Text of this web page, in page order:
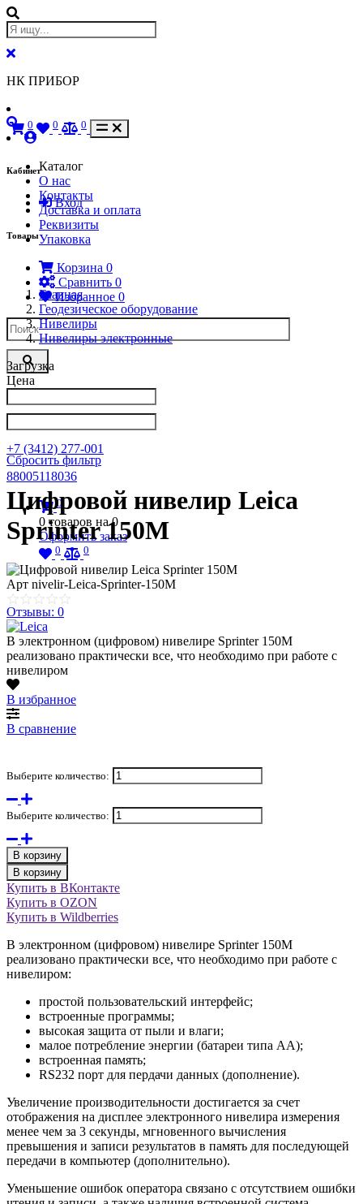
НК ПРИБОР
Кабинет
Вход
Товары
Корзина 0
Сравнить 0
Избранное 0
Написать в Телеграм
+7 (3412) 277-001
88005118036
0
0 товаров на0
Оформить заказ
0 0
0 0 0
Каталог
О нас
Контакты
Доставка и оплата
Реквизиты
Упаковка
Главная
Геодезическое оборудование
Нивелиры
Нивелиры электронные
Загрузка
Цена
Сбросить фильтр
Цифровой нивелир Leica
Sprinter 150M
Арт nivelir-Leica-Sprinter-150M
Отзывы: 0
В электронном (цифровом) нивелире Sprinter 150M
реализовано практически все, что необходимо при работе с
нивелиром
В избранное
В сравнение
Выберите количество:
Выберите количество:
В корзину
В корзину
Купить в ВКонтакте
Купить в OZON
Купить в Wildberries
В электронном (цифровом) нивелире Sprinter 150M
реализовано практически все, что необходимо при работе с
нивелиром:
простой пользовательский интерфейс;
встроенные программы;
высокая защита от пыли и влаги;
малое потребление энергии (батареи типа АА);
встроенная память;
RS232 порт для пердачи данных (дополнение).
Увеличение производительности достигается за счет
отображения на дисплее электронного нивелира измерения
менее чем за 3 секунды, мгновенного вычисления
превышения и записи результатов в память для последующей
передачи в компьютер (дополнительно).
Уменьшение ошибок оператора связано с отсутствием ошибки